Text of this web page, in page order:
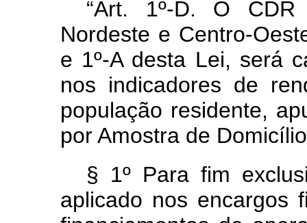
“Art. 1º-D. O
Nordeste e Centro-
e 1º-A desta Lei, será
nos indicadores de
população residente,
por Amostra de
§ 1º Para fim
aplicado nos encargos